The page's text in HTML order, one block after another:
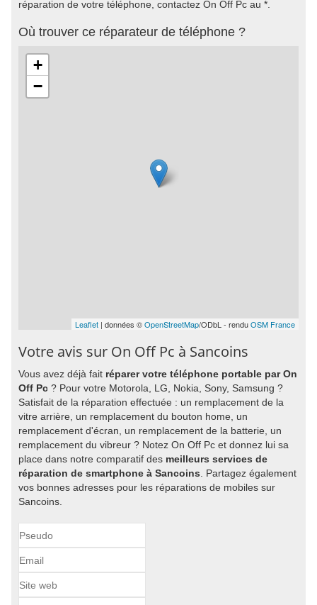
réparation de votre téléphone, contactez On Off Pc au *.
Où trouver ce réparateur de téléphone ?
+
−
Leaflet | données ©OpenStreetMap/ODbL - renduOSM France
Votre avis sur On Off Pc à Sancoins
Vous avez déjà fait réparer votre téléphone portable par On
Off Pc ? Pour votre Motorola, LG, Nokia, Sony, Samsung ?
Satisfait de la réparation effectuée : un remplacement de la
vitre arrière, un remplacement du bouton home, un
remplacement d'écran, un remplacement de la batterie, un
remplacement du vibreur ? Notez On Off Pc et donnez lui sa
place dans notre comparatif des meilleurs services de
réparation de smartphone à Sancoins . Partagez également
vos bonnes adresses pour les réparations de mobiles sur
Sancoins.